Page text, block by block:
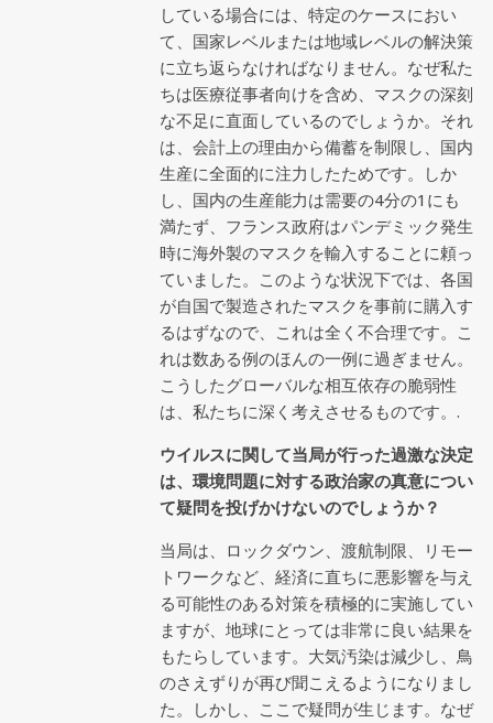
している場合には、特定のケースにおい
て、国家レベルまたは地域レベルの解決策
に立ち返らなければなりません。なぜ私た
ちは医療従事者向けを含め、マスクの深刻
な不足に直面しているのでしょうか。それ
は、会計上の理由から備蓄を制限し、国内
生産に全面的に注力したためです。しか
し、国内の生産能力は需要の4分の1にも
満たず、フランス政府はパンデミック発生
時に海外製のマスクを輸入することに頼っ
ていました。このような状況下では、各国
が自国で製造されたマスクを事前に購入す
るはずなので、これは全く不合理です。こ
れは数ある例のほんの一例に過ぎません。
こうしたグローバルな相互依存の脆弱性
は、私たちに深く考えさせるものです。.
ウイルスに関して当局が行った過激な決定
は、環境問題に対する政治家の真意につい
て疑問を投げかけないのでしょうか？
当局は、ロックダウン、渡航制限、リモー
トワークなど、経済に直ちに悪影響を与え
る可能性のある対策を積極的に実施してい
ますが、地球にとっては非常に良い結果を
もたらしています。大気汚染は減少し、鳥
のさえずりが再び聞こえるようになりまし
た。しかし、ここで疑問が生じます。なぜ